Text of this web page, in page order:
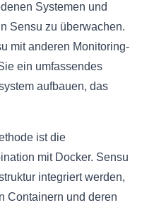
Systemen und
Sensu zu überwachen.
mit anderen Monitoring-
ein umfassendes
aufbauen, das
ist die
mit Docker. Sensu
integriert werden,
Containern und deren